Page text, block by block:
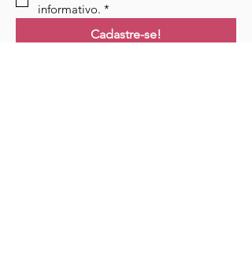
informativo. *
Cadastre-se!